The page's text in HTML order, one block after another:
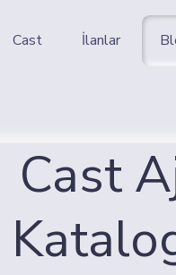
Cast İlanlar
Cast